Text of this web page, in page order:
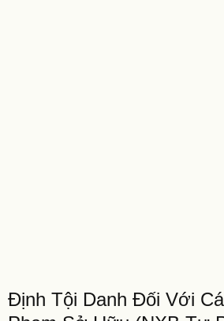
Định Tội Danh Đối Với